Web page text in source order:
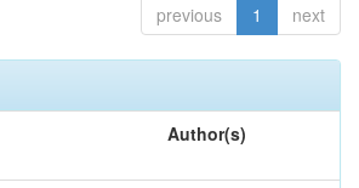
previous 1 next
Author(s)